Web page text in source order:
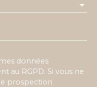
données
au RGPD. Si vous ne
prospection